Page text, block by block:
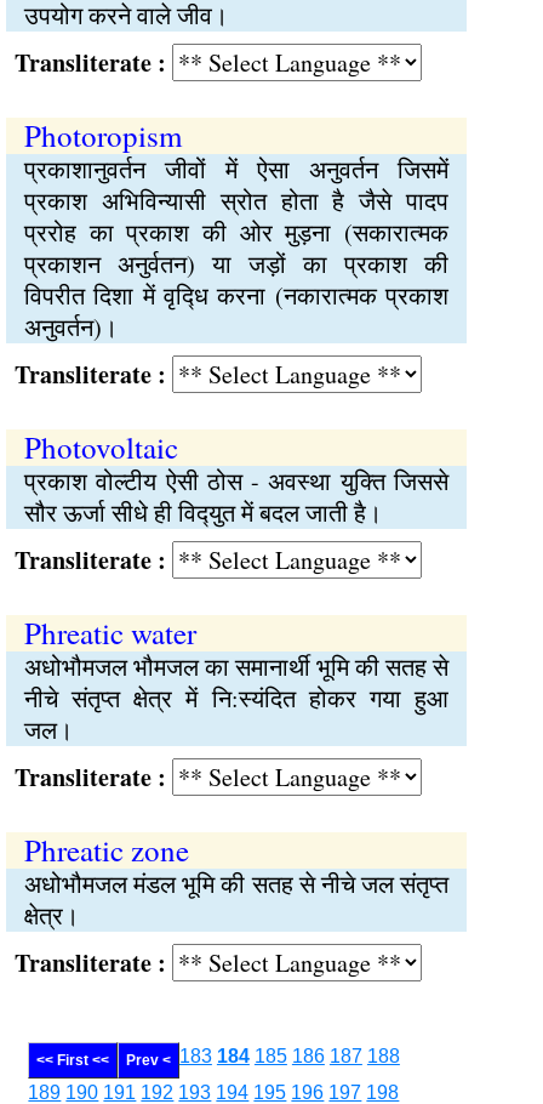
उपयोग करने वाले जीव।
:
Photoropism
प्रकाशानुवर्तन जीवों में ऐसा अनुवर्तन जिसमें
प्रकाश अभिविन्यासी स्रोत होता है जैसे पादप
प्ररोह का प्रकाश की ओर मुड़ना (सकारात्मक
प्रकाशन अनुर्वतन) या जड़ों का प्रकाश की
विपरीत दिशा में वृद्‍धि करना (नकारात्मक प्रकाश
अनुवर्तन)।
:
Photovoltaic
प्रकाश वोल्टीय ऐसी ठोस - अवस्था युक्‍ति जिससे
सौर ऊर्जा सीधे ही विद्‍युत में बदल जाती है।
:
Phreatic water
अधोभौमजल भौमजल का समानार्थी भूमि की सतह से
नीचे संतृप्‍त क्षेत्र में नि:स्यंदित होकर गया हुआ
जल।
:
Phreatic zone
अधोभौमजल मंडल भूमि की सतह से नीचे जल संतृप्‍त
क्षेत्र।
:
<< First << Prev < 183 184 185 186 187 188
189 190 191 192 193 194 195 196 197 198